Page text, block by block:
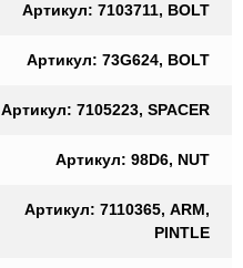
Артикул: 7103711, BOLT
Артикул: 73G624, BOLT
Артикул: 7105223, SPACER
Артикул: 98D6, NUT
Артикул: 7110365, ARM,
PINTLE